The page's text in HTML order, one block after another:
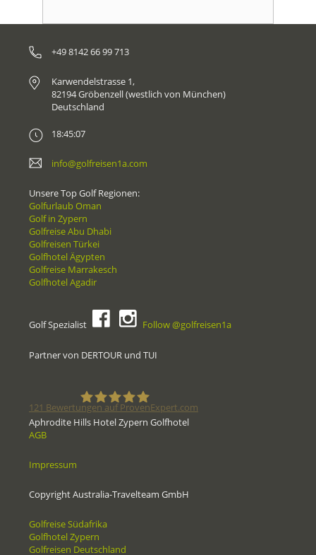
+49 8142 66 99 713
Karwendelstrasse 1,
82194 Gröbenzell (westlich von München)
Deutschland
18:45:07
info@golfreisen1a.com
Unsere Top Golf Regionen:
Golfurlaub Oman
Golf in Zypern
Golfreise Abu Dhabi
Golfreisen Türkei
Golfhotel Ägypten
Golfreise Marrakesch
Golfhotel Agadir
Golf Spezialist Follow @golfreisen1a
Partner von DERTOUR und TUI
121 Bewertungen auf ProvenExpert.com
Aphrodite Hills Hotel Zypern Golfhotel
AGB
Impressum
Copyright Australia-Travelteam GmbH
Golfreise Südafrika
Golfhotel Zypern
Golfreisen Deutschland